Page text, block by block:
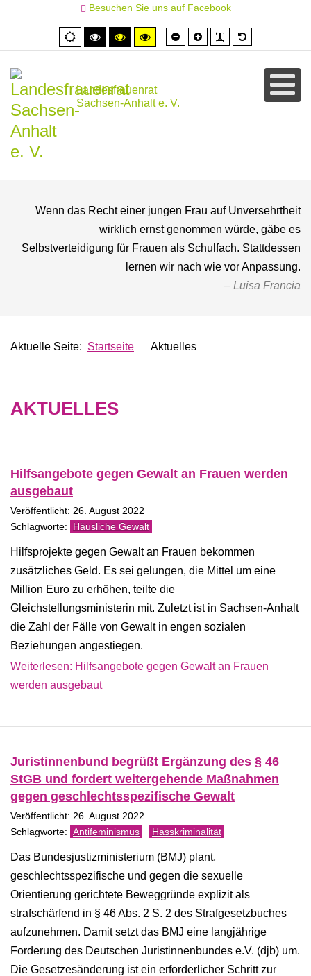
Besuchen Sie uns auf Facebook
Normale
Ansicht
Hoher
Kontrast
Hoher
Kontrast
Hoher
Kontrast
Schrift
kleiner
Schrift
größer
Landesfrauenrat
Sachsen-Anhalt e. V.
Wenn das Recht einer jungen Frau auf Unversehrtheit
wirklich ernst genommen würde, gäbe es
Selbstverteidigung für Frauen als Schulfach. Stattdessen
lernen wir nach wie vor Anpassung.
Luisa Francia
Aktuelle Seite: Startseite Aktuelles
AKTUELLES
Hilfsangebote gegen Gewalt an Frauen werden
ausgebaut
Veröffentlicht: 26. August 2022
Häusliche Gewalt
Hilfsprojekte gegen Gewalt an Frauen bekommen
zusätzliches Geld. Es sei gelungen, die Mittel um eine
Million Euro zu erhöhen, teilte die
Gleichstellungsministerin mit. Zuletzt ist in Sachsen-Anhalt
die Zahl der Fälle von Gewalt in engen sozialen
Beziehungen angestiegen.
Weiterlesen: Hilfsangebote gegen Gewalt an Frauen
werden ausgebaut
Juristinnenbund begrüßt Ergänzung des § 46
StGB und fordert weitergehende Maßnahmen
gegen geschlechtsspezifische Gewalt
Veröffentlicht: 26. August 2022
Antifeminismus Hasskriminalität
Das Bundesjustizministerium (BMJ) plant,
geschlechtsspezifische und gegen die sexuelle
Orientierung gerichtete Beweggründe explizit als
strafschärfend in § 46 Abs. 2 S. 2 des Strafgesetzbuches
aufzunehmen. Damit setzt das BMJ eine langjährige
Forderung des Deutschen Juristinnenbundes e.V. (djb) um.
Die Gesetzesänderung ist ein erforderlicher Schritt zur